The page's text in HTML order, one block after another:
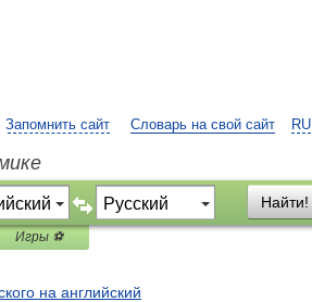
RU
Запомнить сайт Словарь на свой сайт
Найти!
Игры ⚽
на английский